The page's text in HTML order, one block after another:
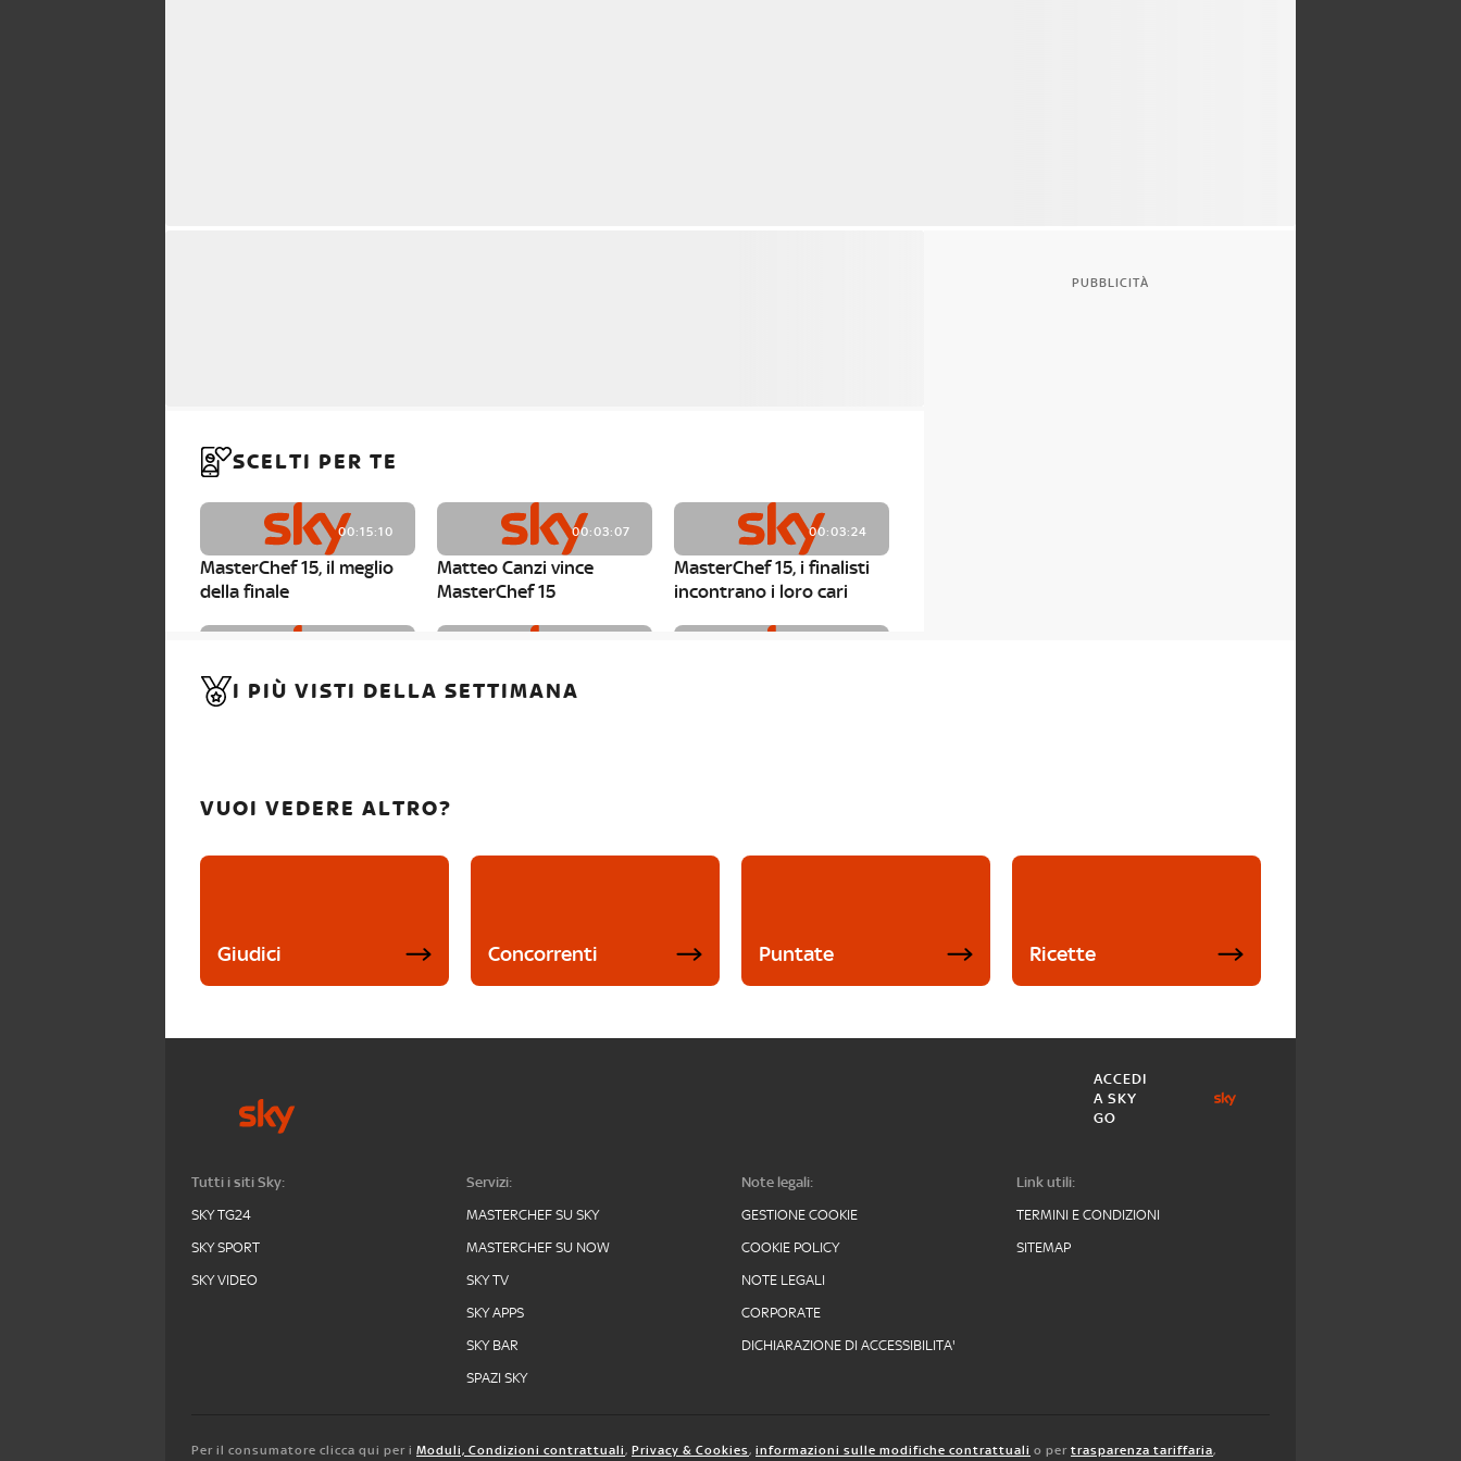
SCELTI PER TE
00:15:10
MasterChef 15, il meglio
della finale
00:03:07
Matteo Canzi vince
MasterChef 15
00:03:24
MasterChef 15, i finalisti
incontrano i loro cari
MasterChef 15, Carlotta è
MasterChef 15, Matteo
PUBBLICITÀ
I PIÙ VISTI DELLA SETTIMANA
VUOI VEDERE ALTRO?
Giudici Concorrenti Puntate Ricette
ACCEDI
A SKY
GO
Tutti i siti Sky:
SKY TG24
SKY SPORT
SKY VIDEO
Servizi:
MASTERCHEF SU SKY
MASTERCHEF SU NOW
SKY TV
SKY APPS
SKY BAR
SPAZI SKY
Note legali:
GESTIONE COOKIE
COOKIE POLICY
NOTE LEGALI
CORPORATE
DICHIARAZIONE DI ACCESSIBILITA'
Link utili:
TERMINI E CONDIZIONI
SITEMAP
Per il consumatore clicca qui per i Moduli, Condizioni contrattuali, Privacy & Cookies, informazioni sulle modifiche contrattuali o per trasparenza tariffaria,